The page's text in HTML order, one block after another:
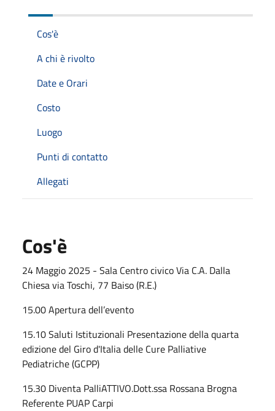
Cos'è
A chi è rivolto
Date e Orari
Costo
Luogo
Punti di contatto
Allegati
Cos'è
24 Maggio 2025 - Sala Centro civico Via C.A. Dalla
Chiesa via Toschi, 77 Baiso (R.E.)
15.00 Apertura dell’evento
15.10 Saluti Istituzionali Presentazione della quarta
edizione del Giro d'Italia delle Cure Palliative
Pediatriche (GCPP)
15.30 Diventa PalliATTIVO.Dott.ssa Rossana Brogna
Referente PUAP Carpi